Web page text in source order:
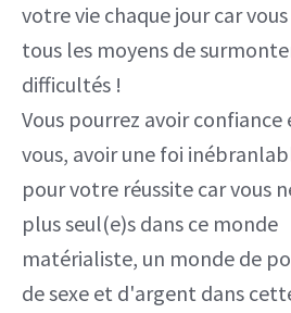
votre vie chaque jour car
tous les moyens de
difficultés !
Vous pourrez avoir confiance
vous, avoir une foi
pour votre réussite car vous
plus seul(e)s dans ce monde
matérialiste, un monde de
de sexe et d'argent dans